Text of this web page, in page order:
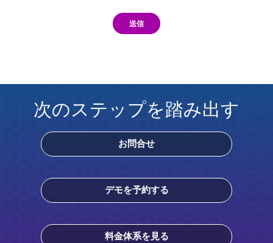
送信
次のステップを踏み出す
お問合せ
デモを予約する
料金体系を見る